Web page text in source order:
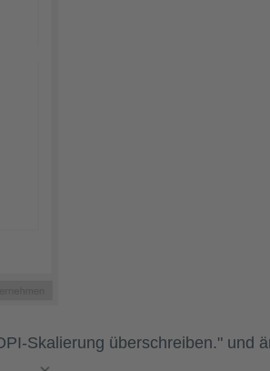
Skalierung überschreiben." und